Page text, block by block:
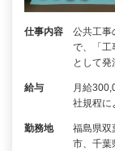
仕事内容
公共工事
で、「工
として
給与
月給
社規程に
勤務地
福島県双
市、千葉